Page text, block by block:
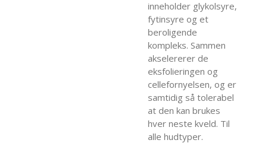
inneholder glykolsyre,
fytinsyre og et
beroligende
kompleks. Sammen
akselererer de
eksfolieringen og
cellefornyelsen, og er
samtidig så tolerabel
at den kan brukes
hver neste kveld. Til
alle hudtyper.